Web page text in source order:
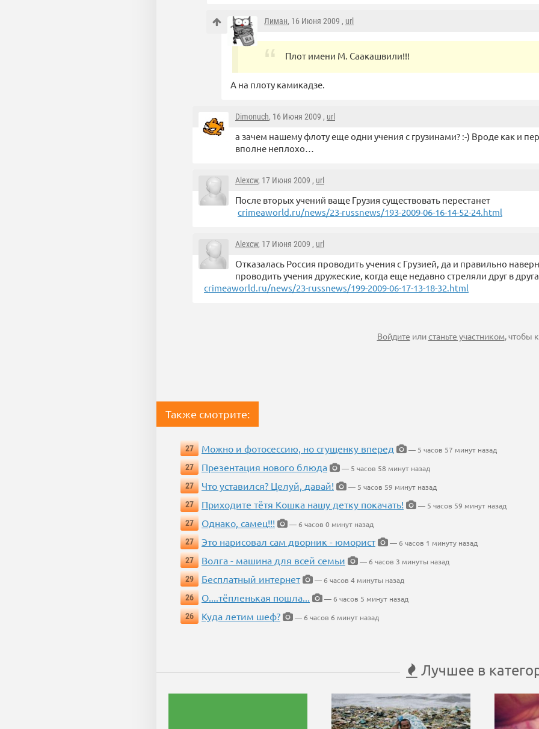
Лиман, 16 Июня 2009 , url
Плот имени М. Саакашвили!!!
А на плоту камикадзе.
Dimonuch, 16 Июня 2009 , url
а зачем нашему флоту еще одни учения с грузинами? :-) Вроде как и
вполне неплохо…
Alexcw, 17 Июня 2009 , url
После вторых учений ваще Грузия существовать перестанет
crimeaworld.ru/news/23-russnews/193-2009-06-16-14-52-24.html
Alexcw, 17 Июня 2009 , url
Отказалась Россия проводить учения с Грузией, да и правильно
проводить учения дружеские, когда еще недавно стреляли друг в друга
crimeaworld.ru/news/23-russnews/199-2009-06-17-13-18-32.html
Войдите илистаньте участником, чтобы
Также смотрите:
27 Можно и фотосессию, но сгущенку вперед
— 5 часов 57 минут назад
27
Презентация нового блюда
— 5 часов 58 минут назад
27
Что уставился? Целуй, давай!
— 5 часов 59 минут назад
27
Приходите тётя Кошка нашу детку покачать!
— 5 часов 59 минут назад
27
Однако, самец!!!
— 6 часов 0 минут назад
27
Это нарисовал сам дворник - юморист
— 6 часов 1 минуту назад
27
Волга - машина для всей семьи
— 6 часов 3 минуты назад
29
Бесплатный интернет
— 6 часов 4 минуты назад
26
О....тёпленькая пошла...
— 6 часов 5 минут назад
26
Куда летим шеф? — 6 часов 6 минут назад
Лучшее в